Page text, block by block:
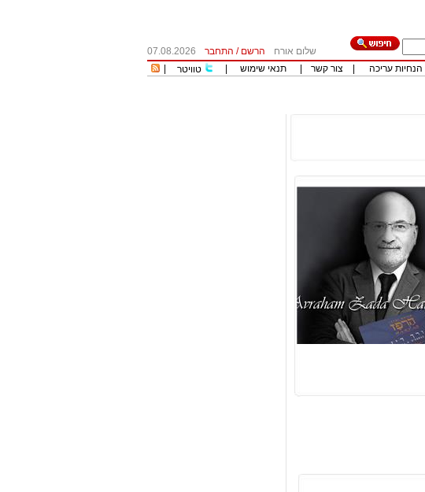
שלום אורח הרשם / התחבר
07.08.2026
הנחיות עריכה צור קשר תנאי שימוש טוויטר